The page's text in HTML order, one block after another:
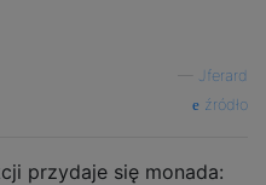
Jferard
źródło
przydaje się monada: